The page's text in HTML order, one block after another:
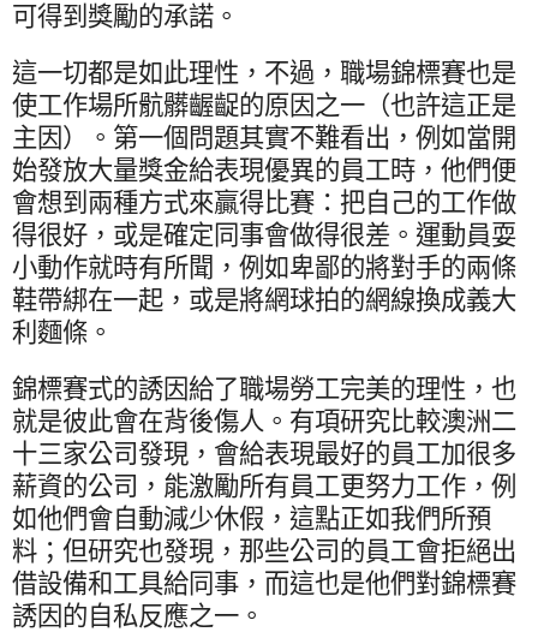
可得到獎勵的承諾。
這一切都是如此理性，不過，職場錦標賽也是
使工作場所骯髒齷齪的原因之一（也許這正是
主因）。第一個問題其實不難看出，例如當開
始發放大量獎金給表現優異的員工時，他們便
會想到兩種方式來贏得比賽：把自己的工作做
得很好，或是確定同事會做得很差。運動員耍
小動作就時有所聞，例如卑鄙的將對手的兩條
鞋帶綁在一起，或是將網球拍的網線換成義大
利麵條。
錦標賽式的誘因給了職場勞工完美的理性，也
就是彼此會在背後傷人。有項研究比較澳洲二
十三家公司發現，會給表現最好的員工加很多
薪資的公司，能激勵所有員工更努力工作，例
如他們會自動減少休假，這點正如我們所預
料；但研究也發現，那些公司的員工會拒絕出
借設備和工具給同事，而這也是他們對錦標賽
誘因的自私反應之一。